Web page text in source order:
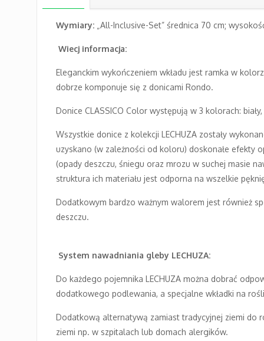
Wymiary:„All-Inclusive-Set” średnica 70 cm;
Wiecj informacja:
Eleganckim wykończeniem wkładu jest ramka w
dobrze komponuje się z donicami Rondo.
Donice CLASSICO Color występują w 3 kolorach:
Wszystkie donice z kolekcji LECHUZA zostały
uzyskano (w zależności od koloru) doskonałe efekty
(opady deszczu, śniegu oraz mrozu w suchej masie
struktura ich materiału jest odporna na wszelkie
Dodatkowym bardzo ważnym walorem jest również
deszczu.
System nawadniania gleby LECHUZA:
Do każdego pojemnika LECHUZA można dobrać
dodatkowego podlewania, a specjalne wkładki na
Dodatkową alternatywą zamiast tradycyjnej ziemi do
ziemi np. w szpitalach lub domach alergików.